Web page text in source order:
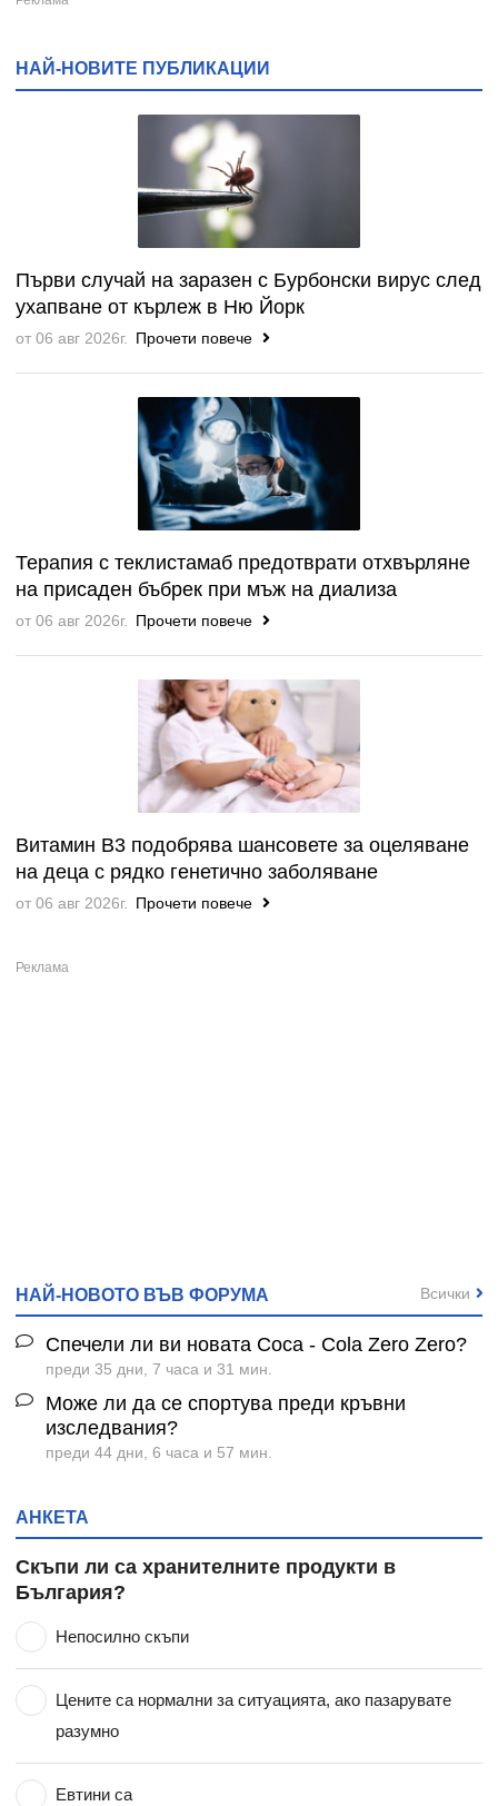
НАЙ-НОВИТЕ ПУБЛИКАЦИИ
Първи случай на заразен с Бурбонски вирус след
ухапване от кърлеж в Ню Йорк
от 06 авг 2026г. Прочети повече
Терапия с теклистамаб предотврати отхвърляне
на присаден бъбрек при мъж на диализа
от 06 авг 2026г. Прочети повече
Витамин B3 подобрява шансовете за оцеляване
на деца с рядко генетично заболяване
от 06 авг 2026г. Прочети повече
НАЙ-НОВОТО ВЪВ ФОРУМА
Спечели ли ви новата Coca - Cola Zero Zero?
преди 35 дни, 7 часа и 31 мин.
Може ли да се спортува преди кръвни
изследвания?
преди 44 дни, 6 часа и 57 мин.
Всички
АНКЕТА
Скъпи ли са хранителните продукти в
България?
Непосилно скъпи
Цените са нормални за ситуацията, ако пазарувате
разумно
Евтини са